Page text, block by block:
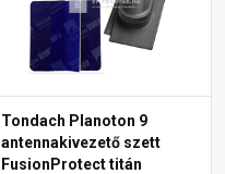
Tondach Planoton 9
antennakivezető szett
FusionProtect titán